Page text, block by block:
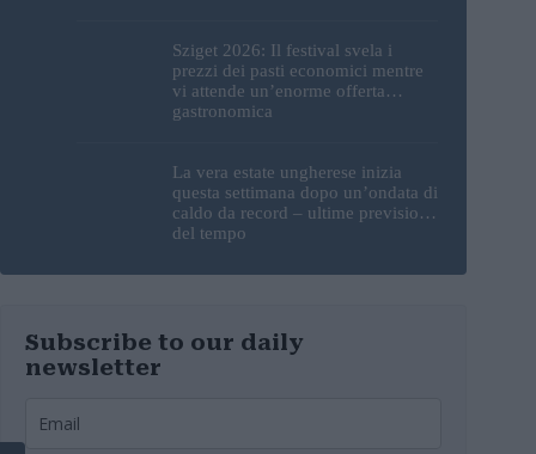
Sziget 2026: Il festival svela i
prezzi dei pasti economici mentre
vi attende un’enorme offerta
gastronomica
La vera estate ungherese inizia
questa settimana dopo un’ondata di
caldo da record – ultime previsioni
del tempo
Subscribe to our daily
newsletter